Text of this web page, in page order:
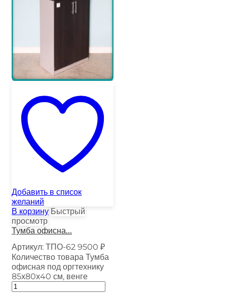
Добавить в список
желаний
В корзину Быстрый
просмотр
Тумба офисна...
Артикул: ТПО-62 9500 ₽
Количество товара Тумба
офисная под оргтехнику
85х80х40 см, венге